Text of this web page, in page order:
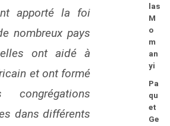
apporté la foi
nombreux pays
ont aidé à
et ont formé
congrégations
dans différents
las
M
o
m
an
yi
Pa
qu
et
Ge